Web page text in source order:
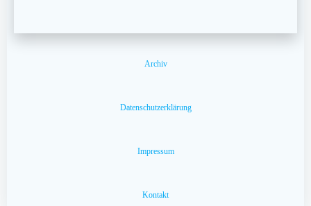
Archiv
Datenschutzerklärung
Impressum
Kontakt